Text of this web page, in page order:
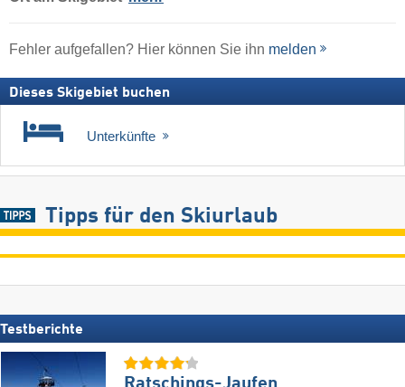
Fehler aufgefallen? Hier können Sie ihn melden
Dieses Skigebiet buchen
Unterkünfte
Tipps für den Skiurlaub
Testberichte